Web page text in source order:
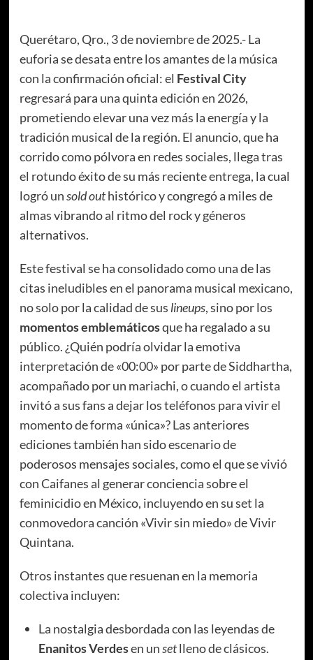
Querétaro, Qro., 3 de noviembre de 2025.- La
euforia se desata entre los amantes de la música
con la confirmación oficial: el Festival City
regresará para una quinta edición en 2026,
prometiendo elevar una vez más la energía y la
tradición musical de la región. El anuncio, que ha
corrido como pólvora en redes sociales, llega tras
el rotundo éxito de su más reciente entrega, la cual
logró unsold outhistórico y congregó a miles de
almas vibrando al ritmo del rock y géneros
alternativos.
Este festival se ha consolidado como una de las
citas ineludibles en el panorama musical mexicano,
no solo por la calidad de sus lineups, sino por los
momentos emblemáticosque ha regalado a su
público. ¿Quién podría olvidar la emotiva
interpretación de «00:00» por parte de Siddhartha,
acompañado por un mariachi, o cuando el artista
invitó a sus fans a dejar los teléfonos para vivir el
momento de forma «única»? Las anteriores
ediciones también han sido escenario de
poderosos mensajes sociales, como el que se vivió
con Caifanes al generar conciencia sobre el
feminicidio en México, incluyendo en su set la
conmovedora canción «Vivir sin miedo» de Vivir
Quintana.
Otros instantes que resuenan en la memoria
colectiva incluyen:
La nostalgia desbordada con las leyendas de
Enanitos Verdesen unsetlleno de clásicos.